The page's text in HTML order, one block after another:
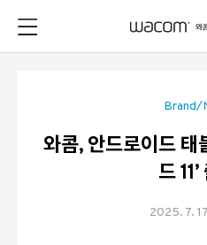
Brand/
와콤, 안드로이드 태
드 11’
2025. 7.